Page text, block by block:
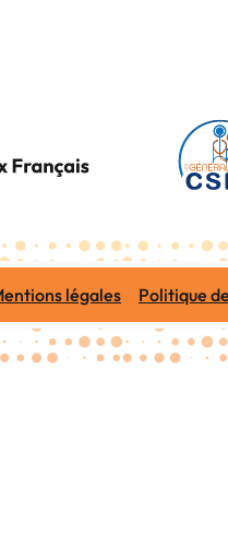
légales Politique